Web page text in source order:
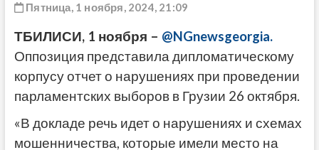
Пятница, 1 ноября, 2024, 21:09
ТБИЛИСИ, 1 ноября – @NGnewsgeorgia.
Оппозиция представила дипломатическому
корпусу отчет о нарушениях при проведении
парламентских выборов в Грузии 26 октября.
«В докладе речь идет о нарушениях и схемах
мошенничества, которые имели место на